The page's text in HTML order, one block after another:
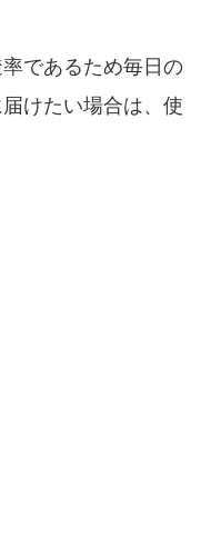
であるため毎日の
けたい場合は、使